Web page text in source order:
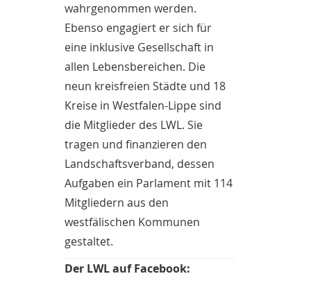
wahrgenommen werden.
Ebenso engagiert er sich für
eine inklusive Gesellschaft in
allen Lebensbereichen. Die
neun kreisfreien Städte und 18
Kreise in Westfalen-Lippe sind
die Mitglieder des LWL. Sie
tragen und finanzieren den
Landschaftsverband, dessen
Aufgaben ein Parlament mit 114
Mitgliedern aus den
westfälischen Kommunen
gestaltet.
Der LWL auf Facebook: